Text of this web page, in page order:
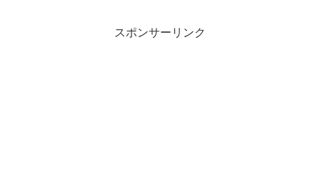
スポンサーリンク